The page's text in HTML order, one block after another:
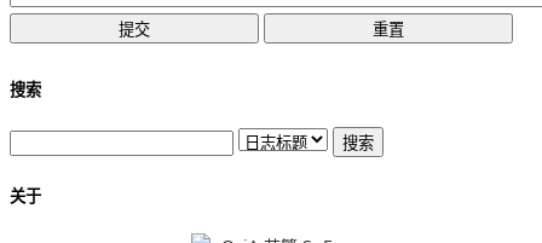
搜索
关于